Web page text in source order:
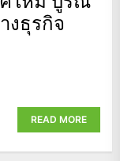
งธุรกิจ
READ MORE